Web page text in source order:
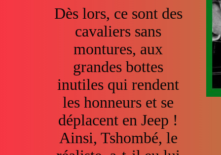
Dès lors, ce sont des
cavaliers sans
montures, aux
grandes bottes
inutiles qui rendent
les honneurs et se
déplacent en Jeep !
Ainsi, Tshombé, le